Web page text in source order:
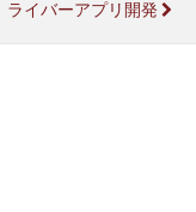
ライバーアプリ開発